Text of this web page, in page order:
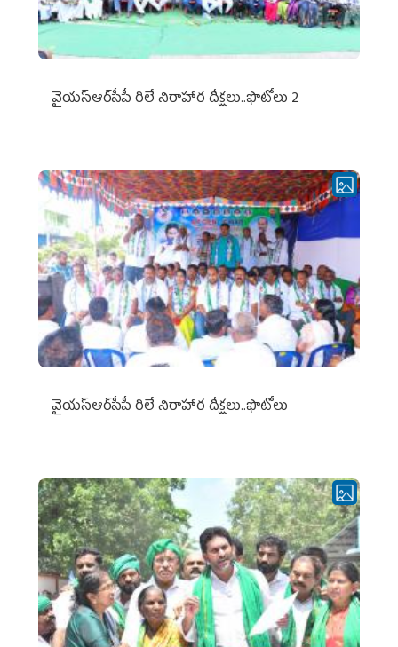
వైయ‌స్ఆర్‌సీపీ రిలే నిరాహార దీక్షలు..ఫొటోలు 2
వైయ‌స్ఆర్‌సీపీ రిలే నిరాహార దీక్షలు..ఫొటోలు